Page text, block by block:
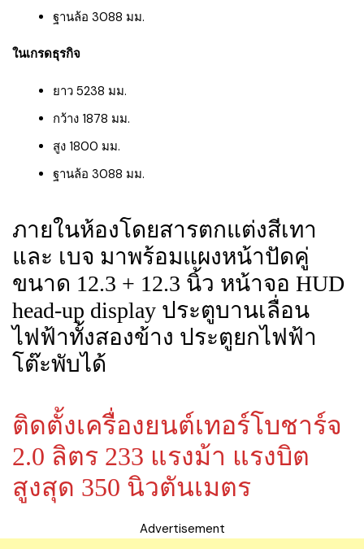
ฐานล้อ 3088 มม.
ในเกรดธุรกิจ
ยาว 5238 มม.
กว้าง 1878 มม.
สูง 1800 มม.
ฐานล้อ 3088 มม.
ภายในห้องโดยสารตกแต่งสีเทา
และ เบจ มาพร้อมแผงหน้าปัดคู่
ขนาด 12.3 + 12.3 นิ้ว หน้าจอ HUD
head-up display ประตูบานเลื่อน
ไฟฟ้าทั้งสองข้าง ประตูยกไฟฟ้า
โต๊ะพับได้
ติดตั้งเครื่องยนต์เทอร์โบชาร์จ
2.0 ลิตร 233 แรงม้า แรงบิต
สูงสุด 350 นิวตันเมตร
Advertisement